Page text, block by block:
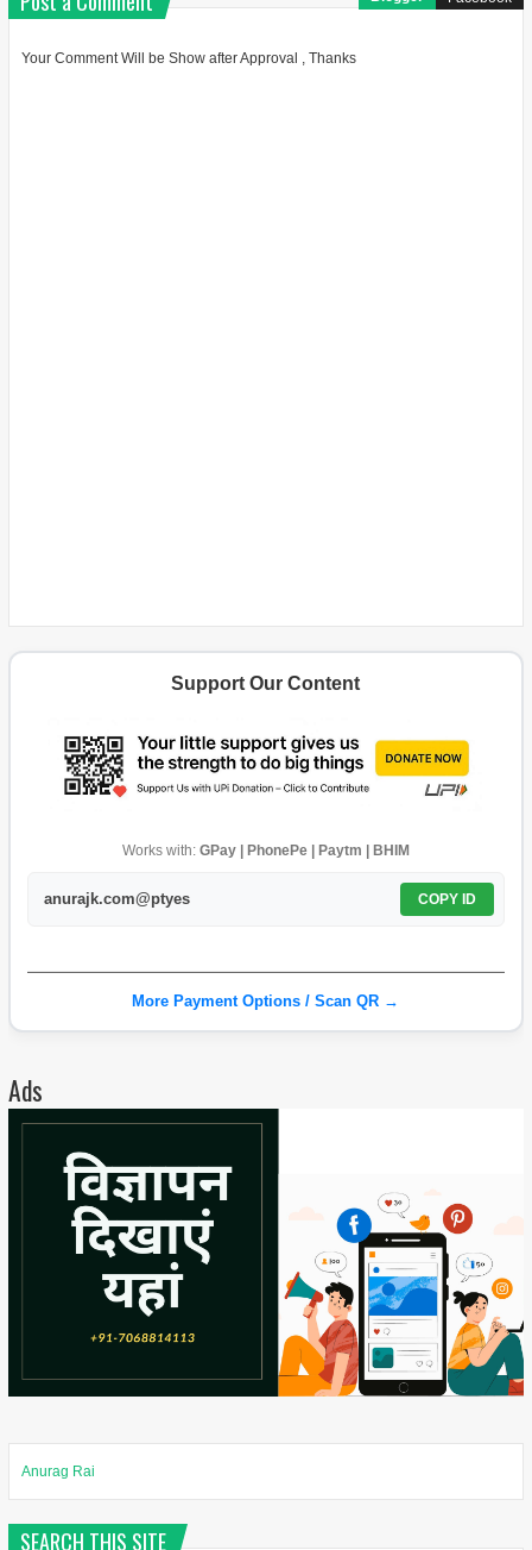
Your Comment Will be Show after Approval , Thanks
Support Our Content
Works with: GPay | PhonePe | Paytm | BHIM
anurajk.com@ptyes COPY ID
More Payment Options / Scan QR →
Ads
Anurag Rai
SEARCH THIS SITE